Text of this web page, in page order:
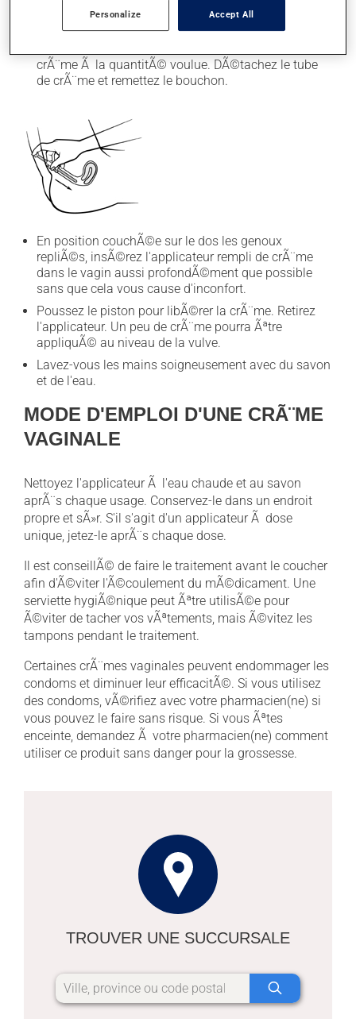
Fixez l'applicateur au bout du tube ouvert (en le
glissant ou en le vissant selon le cas).
crÃ¨me Ã la quantitÃ© voulue. DÃ©tachez le tube
de crÃ¨me et remettez le bouchon.
En position couchÃ©e sur le dos les genoux
repliÃ©s, insÃ©rez l'applicateur rempli de crÃ¨me
dans le vagin aussi profondÃ©ment que possible
sans que cela vous cause d'inconfort.
Poussez le piston pour libÃ©rer la crÃ¨me. Retirez
l'applicateur. Un peu de crÃ¨me pourra Ãªtre
appliquÃ© au niveau de la vulve.
Lavez-vous les mains soigneusement avec du savon
et de l'eau.
MODE D'EMPLOI D'UNE CRÃ¨ME
VAGINALE
Nettoyez l'applicateur Ã l'eau chaude et au savon
aprÃ¨s chaque usage. Conservez-le dans un endroit
propre et sÃ»r. S'il s'agit d'un applicateur Ã dose
unique, jetez-le aprÃ¨s chaque dose.
Il est conseillÃ© de faire le traitement avant le coucher
afin d'Ã©viter l'Ã©coulement du mÃ©dicament. Une
serviette hygiÃ©nique peut Ãªtre utilisÃ©e pour
Ã©viter de tacher vos vÃªtements, mais Ã©vitez les
tampons pendant le traitement.
Certaines crÃ¨mes vaginales peuvent endommager les
condoms et diminuer leur efficacitÃ©. Si vous utilisez
des condoms, vÃ©rifiez avec votre pharmacien(ne) si
vous pouvez le faire sans risque. Si vous Ãªtes
enceinte, demandez Ã votre pharmacien(ne) comment
utiliser ce produit sans danger pour la grossesse.
TROUVER UNE SUCCURSALE
Personalize Accept All